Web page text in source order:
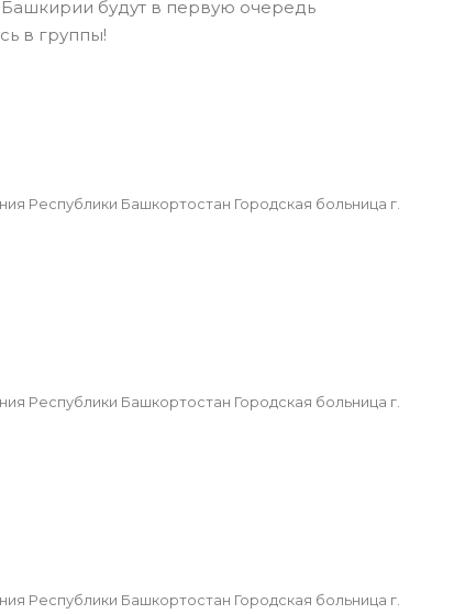
будут в первую очередь
в группы!
Республики Башкортостан Городская больница г.
Республики Башкортостан Городская больница г.
Республики Башкортостан Городская больница г.